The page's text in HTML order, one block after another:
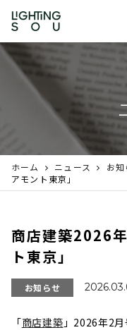
ホーム ニュース お
アモント東京」
商店建築2026
ト東京」
お知らせ
「商店建築 」2026年2